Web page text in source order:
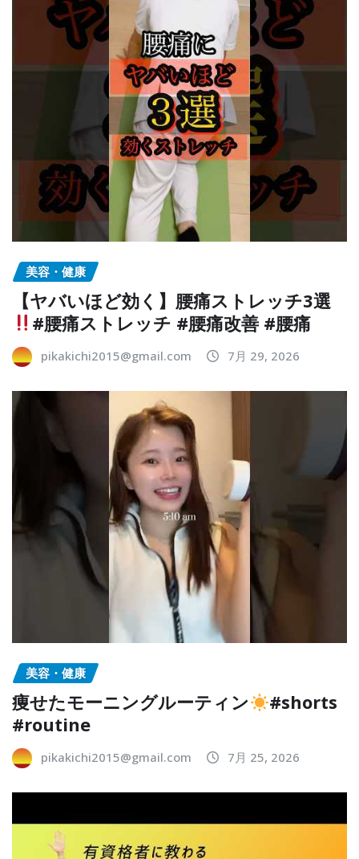
美容・健康
【ヤバいほど効く】腰痛ストレッチ3選
#腰痛ストレッチ #腰痛改善 #腰痛
pikakichi2015@gmail.com 7月 29, 2026
美容・健康
痩せたモーニングルーティン
#shorts
#routine
pikakichi2015@gmail.com 7月 25, 2026